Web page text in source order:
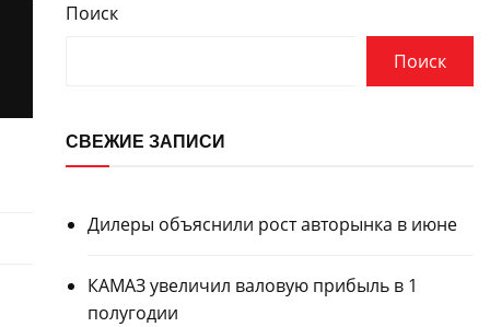
Поиск
Поиск
СВЕЖИЕ ЗАПИСИ
Дилеры объяснили рост авторынка в июне
КАМАЗ увеличил валовую прибыль в 1
полугодии